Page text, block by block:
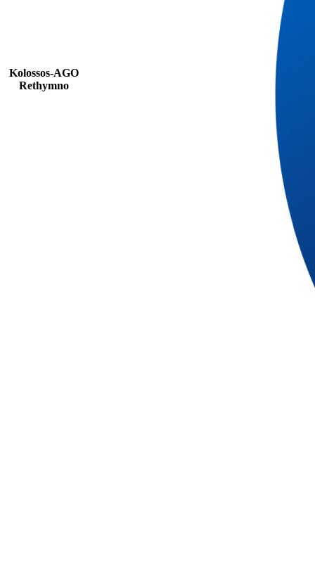
Kolossos-AGO
Rethymno